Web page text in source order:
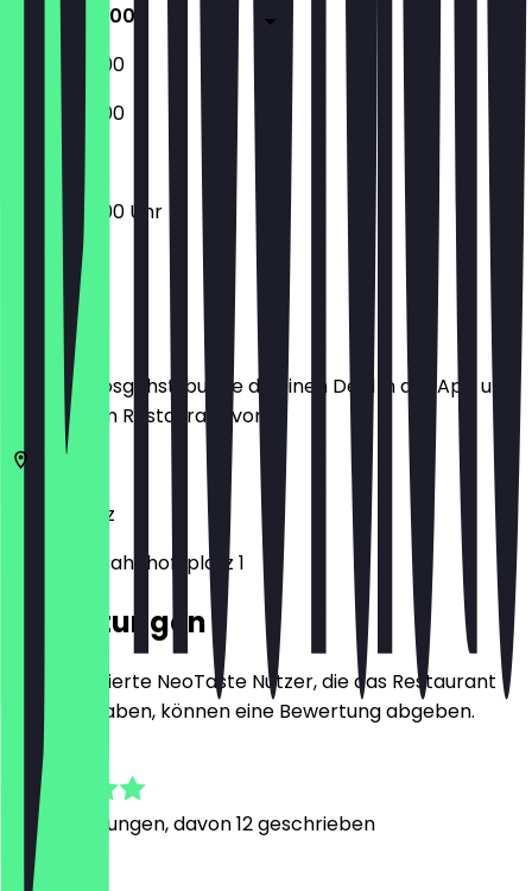
05:00 - 21:00
05:00 - 21:00
05:00 - 21:00
05:00 - 21:00 Uhr
Bevor du losgehst, buche dir einen Deal in der App und
zeige ihn im Restaurant vor.
Mainz
Am Hbf / Bahnhofsplatz 1
Bewertungen
Nur registrierte NeoTaste Nutzer, die das Restaurant
besucht haben, können eine Bewertung abgeben.
Bewertungen, davon 12 geschrieben